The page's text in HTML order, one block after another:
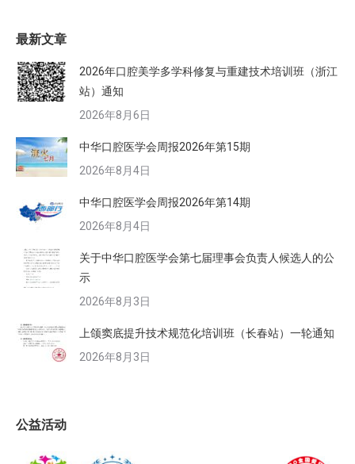
最新文章
2026年口腔美学多学科修复与重建技术培训班（浙江
站）通知
2026年8月6日
中华口腔医学会周报2026年第15期
2026年8月4日
中华口腔医学会周报2026年第14期
2026年8月4日
关于中华口腔医学会第七届理事会负责人候选人的公
示
2026年8月3日
上颌窦底提升技术规范化培训班（长春站）一轮通知
2026年8月3日
公益活动